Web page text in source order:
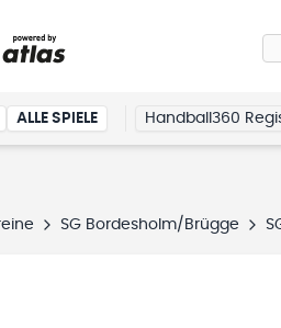
ALLE SPIELE Handball360
SG Bordesholm/Brügge